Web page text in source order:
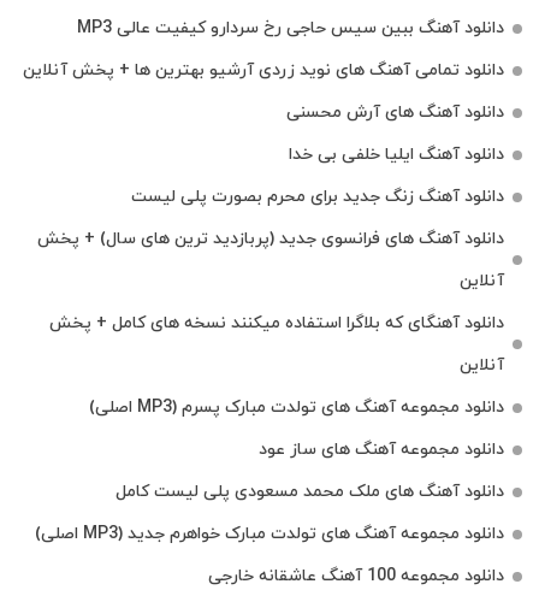
دانلود آهنگ ببین سیس حاجی رخ سردارو کیفیت عالی MP3
دانلود تمامی آهنگ های نوید زردی آرشیو بهترین ها + پخش آنلاین
دانلود آهنگ های آرش محسنی
دانلود آهنگ ایلیا خلفی بی خدا
دانلود آهنگ زنگ جدید برای محرم بصورت پلی لیست
دانلود آهنگ های فرانسوی جدید (پربازدید ترین های سال) + پخش
آنلاین
دانلود آهنگای که بلاگرا استفاده میکنند نسخه های کامل + پخش
آنلاین
دانلود مجموعه آهنگ های تولدت مبارک پسرم (MP3 اصلی)
دانلود مجموعه آهنگ های ساز عود
دانلود آهنگ های ملک‌ محمد مسعودی پلی لیست کامل
دانلود مجموعه آهنگ های تولدت مبارک خواهرم جدید (MP3 اصلی)
دانلود مجموعه 100 آهنگ عاشقانه خارجی